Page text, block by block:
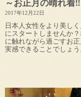
～お正月の晴れ着‼
2017年12月22日
日本人女性をより美し
にスタートしませんか
に触れながら過ごすお
実感できることでしょ